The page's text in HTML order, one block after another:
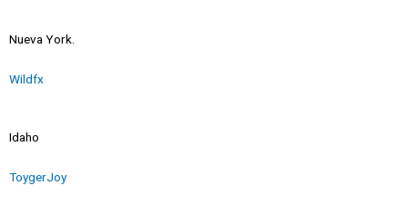
Nueva York.
Wildfx
Idaho
ToygerJoy